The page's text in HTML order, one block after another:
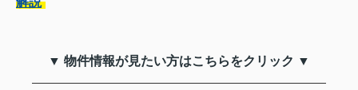
▼ 物件情報が見たい方はこちらをクリック ▼